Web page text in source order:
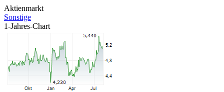
Aktienmarkt
Sonstige
1-Jahres-Chart